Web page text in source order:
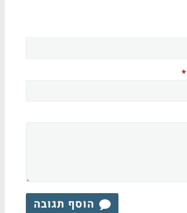
*
הוסף תגובה